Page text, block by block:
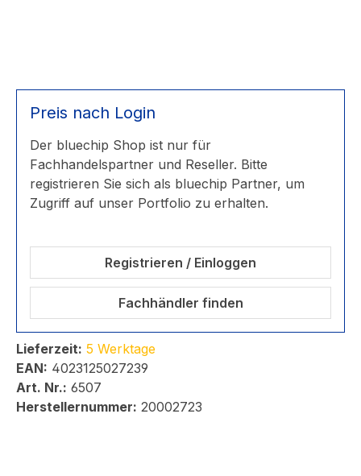
Preis nach Login
Der bluechip Shop ist nur für
Fachhandelspartner und Reseller. Bitte
registrieren Sie sich als bluechip Partner, um
Zugriff auf unser Portfolio zu erhalten.
Registrieren / Einloggen
Fachhändler finden
Lieferzeit: 5 Werktage
EAN: 4023125027239
Art. Nr.: 6507
Herstellernummer: 20002723